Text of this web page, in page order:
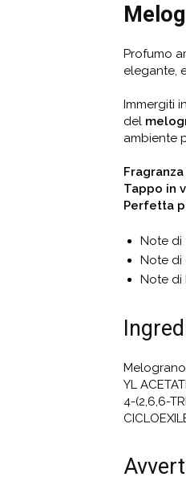
Profumo
elegante,
Immergiti
del
ambiente
Tappo in
Perfetta
Note di
Note di
Note di
Melograno
YL
4-(2,6,6-